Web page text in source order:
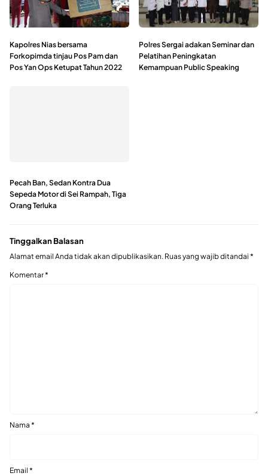
Kapolres Nias bersama
Forkopimda tinjau Pos Pam dan
Pos Yan Ops Ketupat Tahun 2022
Polres Sergai adakan Seminar dan
Pelatihan Peningkatan
Kemampuan Public Speaking
Pecah Ban, Sedan Kontra Dua
Sepeda Motor di Sei Rampah, Tiga
Orang Terluka
Tinggalkan Balasan
Alamat email Anda tidak akan dipublikasikan. Ruas yang wajib ditandai *
Komentar*
Nama *
Email *